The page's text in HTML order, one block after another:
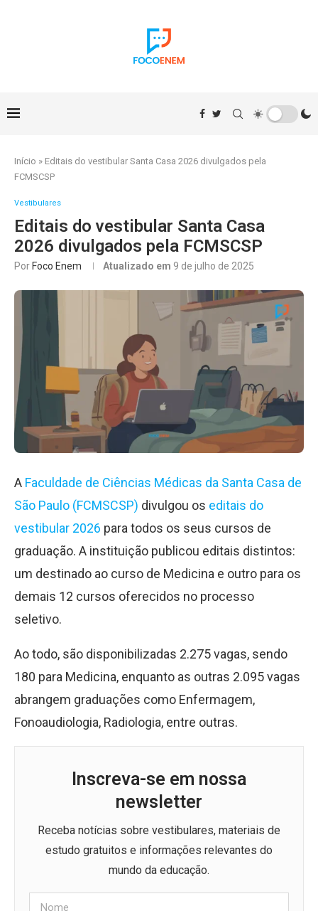
Início » Editais do vestibular Santa Casa 2026 divulgados pela
FCMSCSP
Vestibulares
Editais do vestibular Santa Casa
2026 divulgados pela FCMSCSP
Por Foco Enem Atualizado em 9 de julho de 2025
A Faculdade de Ciências Médicas da Santa Casa de
São Paulo (FCMSCSP) divulgou os editais do
vestibular 2026 para todos os seus cursos de
graduação. A instituição publicou editais distintos:
um destinado ao curso de Medicina e outro para os
demais 12 cursos oferecidos no processo
seletivo.
Ao todo, são disponibilizadas 2.275 vagas, sendo
180 para Medicina, enquanto as outras 2.095 vagas
abrangem graduações como Enfermagem,
Fonoaudiologia, Radiologia, entre outras.
Inscreva-se em nossa
newsletter
Receba notícias sobre vestibulares, materiais de
estudo gratuitos e informações relevantes do
mundo da educação.